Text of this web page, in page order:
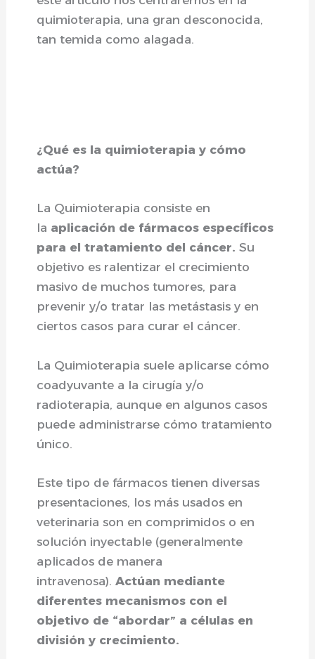
quimioterapia, una gran desconocida,
tan temida como alagada.
¿Qué es la quimioterapia y cómo
actúa?
La Quimioterapia consiste en
la aplicación de fármacos específicos
para el tratamiento del cáncer. Su
objetivo es ralentizar el crecimiento
masivo de muchos tumores, para
prevenir y/o tratar las metástasis y en
ciertos casos para curar el cáncer.
La Quimioterapia suele aplicarse cómo
coadyuvante a la cirugía y/o
radioterapia, aunque en algunos casos
puede administrarse cómo tratamiento
único.
Este tipo de fármacos tienen diversas
presentaciones, los más usados en
veterinaria son en comprimidos o en
solución inyectable (generalmente
aplicados de manera
intravenosa). Actúan mediante
diferentes mecanismos con el
objetivo de “abordar” a células en
división y crecimiento.